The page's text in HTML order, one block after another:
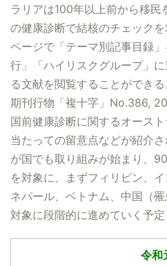
ラリアは100年以上前から移
の健康診断で結核のチェック
ページで「テーマ別記事目録
行」「ハイリスクグループ」
る文献を閲覧することができ
期刊行物「複十字」No.386,
国前健康診断に関するオース
当たっての留意点などが紹介
が国でも取り組みが始まり、
を対象に、まずフィリピン、
ネパール、ベトナム、中国（
対象に段階的に進めていく予定
令